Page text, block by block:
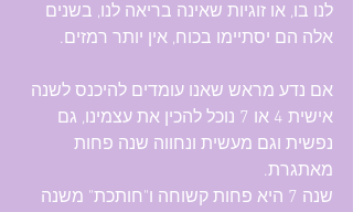
לנו בו, או זוגיות שאינה בריאה לנו, בשנים
אלה הם יסתיימו בכוח, אין יותר רמזים.
אם נדע מראש שאנו עומדים להיכנס לשנה
אישית 4 או 7 נוכל להכין את עצמינו, גם
נפשית וגם מעשית ונחווה שנה פחות
מאתגרת.
שנה 7 היא פחות קשוחה ו"חותכת" משנה